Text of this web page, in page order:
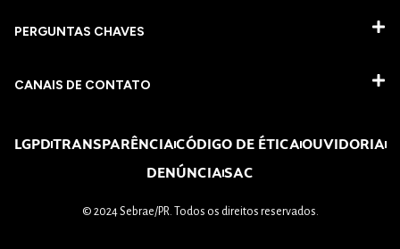
PERGUNTAS CHAVES​
CANAIS DE CONTATO
LGPDTRANSPARÊNCIACÓDIGO DE ÉTICAOUVIDORIA
DENÚNCIASAC
© 2024 Sebrae/PR. Todos os direitos reservados.